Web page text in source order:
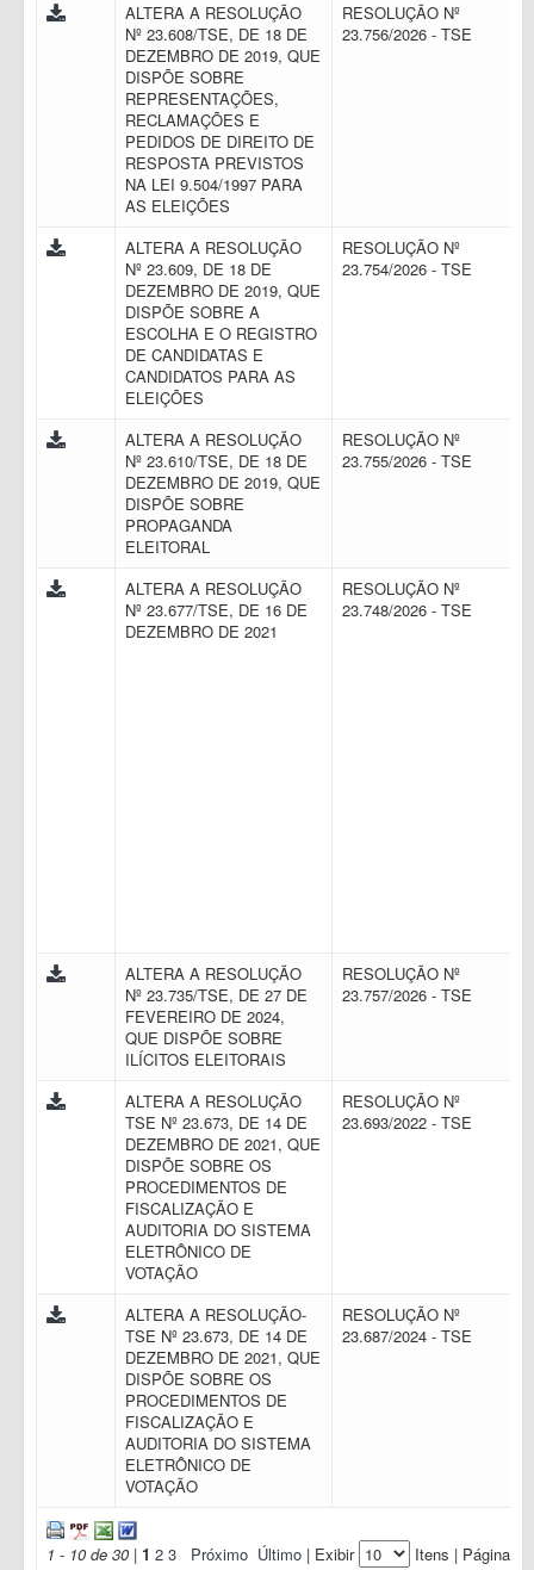
ALTERA A RESOLUÇÃO
Nº 23.608/TSE, DE 18 DE
DEZEMBRO DE 2019, QUE
DISPÕE SOBRE
REPRESENTAÇÕES,
RECLAMAÇÕES E
PEDIDOS DE DIREITO DE
RESPOSTA PREVISTOS
NA LEI 9.504/1997 PARA
AS ELEIÇÕES
RESOLUÇÃO Nº
23.756/2026 - TSE
ALTERA A RESOLUÇÃO
Nº 23.609, DE 18 DE
DEZEMBRO DE 2019, QUE
DISPÕE SOBRE A
ESCOLHA E O REGISTRO
DE CANDIDATAS E
CANDIDATOS PARA AS
ELEIÇÕES
RESOLUÇÃO Nº
23.754/2026 - TSE
ALTERA A RESOLUÇÃO
Nº 23.610/TSE, DE 18 DE
DEZEMBRO DE 2019, QUE
DISPÕE SOBRE
PROPAGANDA
ELEITORAL
RESOLUÇÃO Nº
23.755/2026 - TSE
ALTERA A RESOLUÇÃO
Nº 23.677/TSE, DE 16 DE
DEZEMBRO DE 2021
RESOLUÇÃO Nº
23.748/2026 - TSE
ALTERA A RESOLUÇÃO
Nº 23.735/TSE, DE 27 DE
FEVEREIRO DE 2024,
QUE DISPÕE SOBRE
ILÍCITOS ELEITORAIS
RESOLUÇÃO Nº
23.757/2026 - TSE
ALTERA A RESOLUÇÃO
TSE Nº 23.673, DE 14 DE
DEZEMBRO DE 2021, QUE
DISPÕE SOBRE OS
PROCEDIMENTOS DE
FISCALIZAÇÃO E
AUDITORIA DO SISTEMA
ELETRÔNICO DE
VOTAÇÃO
RESOLUÇÃO Nº
23.693/2022 - TSE
ALTERA A RESOLUÇÃO-
TSE Nº 23.673, DE 14 DE
DEZEMBRO DE 2021, QUE
DISPÕE SOBRE OS
PROCEDIMENTOS DE
FISCALIZAÇÃO E
AUDITORIA DO SISTEMA
ELETRÔNICO DE
VOTAÇÃO
RESOLUÇÃO Nº
23.687/2024 - TSE
1 - 10 de 30 | 1 2 3 Próximo Último | Exibir Itens | Página: